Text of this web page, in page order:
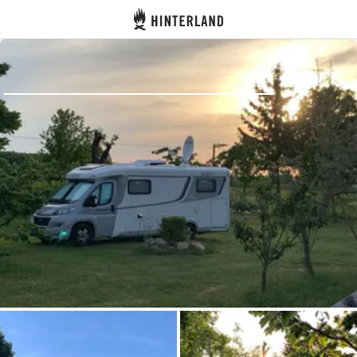
Hinterland
Accedi
Registro
Diventare Host
Piazzole
Alloggi
Pianificazione viaggio